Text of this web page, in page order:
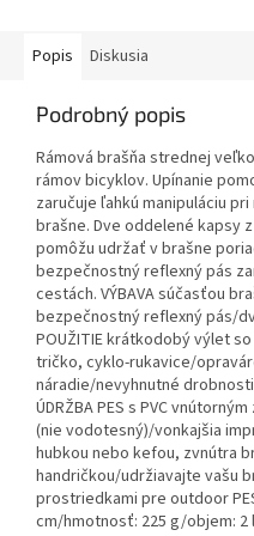
Popis Diskusia
Podrobný popis
Rámová brašňa strednej
rámov bicyklov. Upínanie
zaručuje ľahkú manipuláciu
brašne. Dve oddelené kapsy
pomôžu udržať v brašne
bezpečnostný reflexný pás
cestách. VÝBAVA súčasťou
bezpečnostný reflexný pás/
POUŽITIE krátkodobý výlet
tričko, cyklo-rukavice/
náradie/nevyhnutné
ÚDRŽBA PES s PVC
(nie vodotesný)/vonkajšia
hubkou nebo kefou, zvnútra
handričkou/udržiavajte vašu
prostriedkami pre outdoor
cm/hmotnosť: 225 g/objem: 2 l